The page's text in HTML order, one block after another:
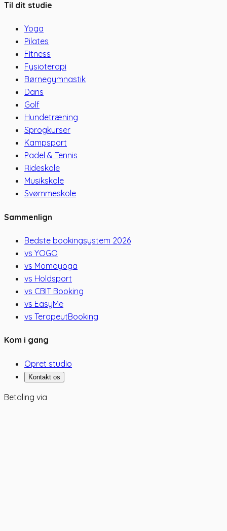
Til dit studie
Yoga
Pilates
Fitness
Fysioterapi
Børnegymnastik
Dans
Golf
Hundetræning
Sprogkurser
Kampsport
Padel & Tennis
Rideskole
Musikskole
Svømmeskole
Sammenlign
Bedste bookingsystem 2026
vs YOGO
vs Momoyoga
vs Holdsport
vs CBIT Booking
vs EasyMe
vs TerapeutBooking
Kom i gang
Opret studio
Kontakt os
Betaling via